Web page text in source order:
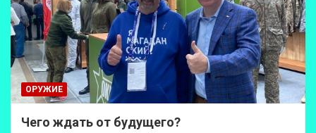
ОРУЖИЕ
Чего ждать от будущего?